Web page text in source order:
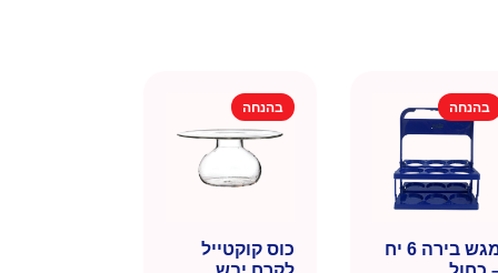
בהנחה
מגש בירה 6 יח
בהנחה
כוס קוקטייל